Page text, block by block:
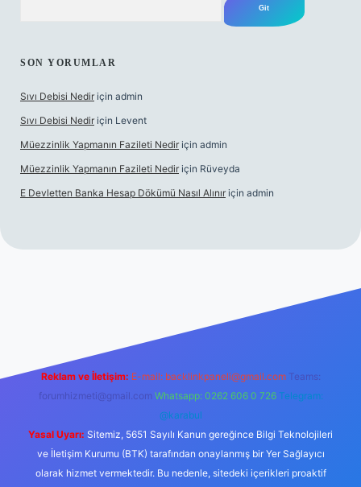
SON YORUMLAR
Sıvı Debisi Nedir için admin
Sıvı Debisi Nedir için Levent
Müezzinlik Yapmanın Fazileti Nedir için admin
Müezzinlik Yapmanın Fazileti Nedir için Rüveyda
E Devletten Banka Hesap Dökümü Nasıl Alınır için admin
Reklam ve İletişim: E-mail: backlinkpaneli@gmail.com Teams:
forumhizmeti@gmail.com Whatsapp: 0262 606 0 726 Telegram:
@karabul
Yasal Uyarı: Sitemiz, 5651 Sayılı Kanun gereğince Bilgi Teknolojileri
ve İletişim Kurumu (BTK) tarafından onaylanmış bir Yer Sağlayıcı
olarak hizmet vermektedir. Bu nedenle, sitedeki içerikleri proaktif